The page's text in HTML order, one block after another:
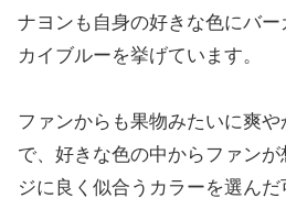
ナヨンも自身の好きな色にバ
カイブルーを挙げています。
ファンからも果物みたいに爽
で、好きな色の中からファン
ジに良く似合うカラーを選ん